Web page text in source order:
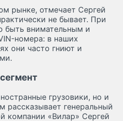
рынке, отмечает Сергей
не бывает. При
быть внимательным и
номера: в наших
они часто гниют и
грузовики, но и
рассказывает генеральный
компании «Вилар» Сергей